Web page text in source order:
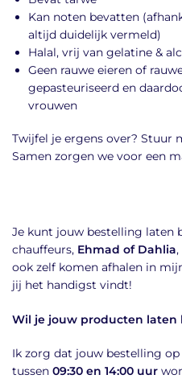
Kan noten bevatten
altijd duidelijk vermeld)
Halal, vrij van gelatine &
Geen rauwe eieren of
gepasteuriseerd en
vrouwen
Twijfel je ergens over? Stuur
Samen zorgen we voor een
Je kunt jouw bestelling laten
chauffeurs, Ehmad of Dahlia
ook zelf komen afhalen in
jij het handigst vindt!
Wil je jouw producten laten
Ik zorg dat jouw bestelling
tussen 09:30 en 14:00 uur